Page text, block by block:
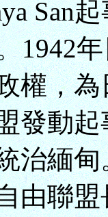
San
1942
權，
發動
治緬
由聯